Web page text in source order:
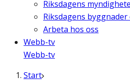
Riksdagens
Riksdagens
Arbeta hos oss
Webb-tv
Webb-tv
Start